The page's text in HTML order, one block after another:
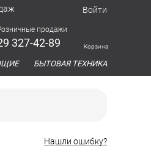
Войти
продажи
327-42-89 Корзина
БЫТОВАЯ ТЕХНИКА
Нашли ошибку?